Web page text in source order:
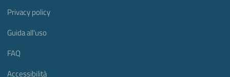
Privacy policy
Guida all'uso
FAQ
Accessibilità